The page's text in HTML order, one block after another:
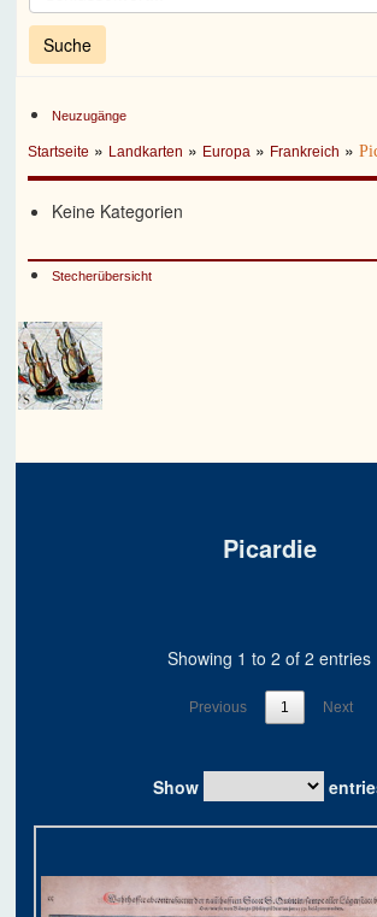
Neuzugänge
Startseite » Landkarten » Europa » Frankreich »
Keine Kategorien
Stecherübersicht
Picardie
Show
Showing 1 to 2 of 2 entries
Previous 1 Next